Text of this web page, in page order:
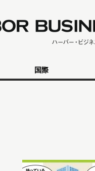
国際